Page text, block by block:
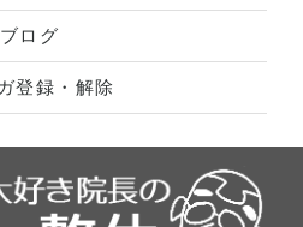
ログ
登録・解除